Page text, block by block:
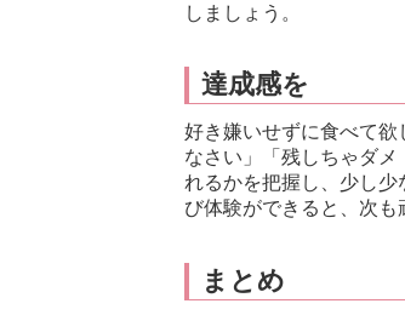
しましょう。
達成感を
好き嫌いせずに食べて
なさい」「残しちゃダ
れるかを把握し、少し
び体験ができると、次も
まとめ